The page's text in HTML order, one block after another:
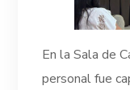
En la Sala de
personal fue